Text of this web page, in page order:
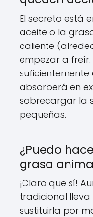
El secreto está
aceite o la
caliente
empezar a freír.
suficientemente
absorberá en
sobrecargar la
pequeñas.
¿Puedo
grasa
¡Claro que sí!
tradicional
sustituirla por